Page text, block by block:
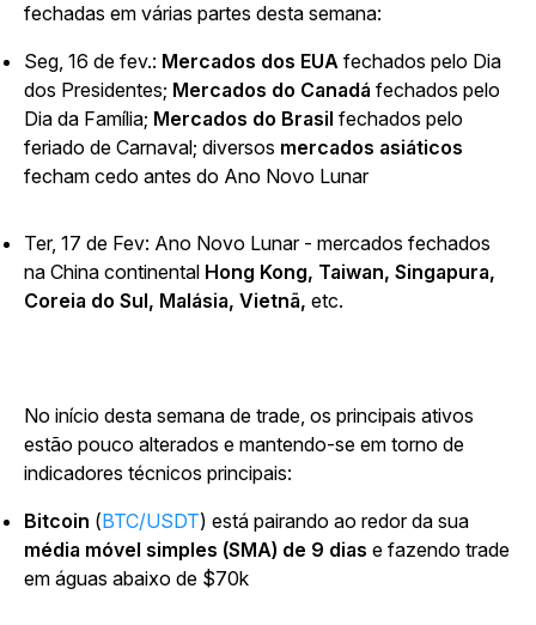
fechadas em várias partes desta semana:
Seg, 16 de fev.: Mercados dos EUA fechados pelo Dia
dos Presidentes; Mercados do Canadá fechados pelo
Dia da Família; Mercados do Brasil fechados pelo
feriado de Carnaval; diversos mercados asiáticos
fecham cedo antes do Ano Novo Lunar
Ter, 17 de Fev: Ano Novo Lunar - mercados fechados
na China continental Hong Kong, Taiwan, Singapura,
Coreia do Sul, Malásia, Vietnã, etc.
No início desta semana de trade, os principais ativos
estão pouco alterados e mantendo-se em torno de
indicadores técnicos principais:
Bitcoin (BTC/USDT) está pairando ao redor da sua
média móvel simples (SMA) de 9 dias e fazendo trade
em águas abaixo de $70k